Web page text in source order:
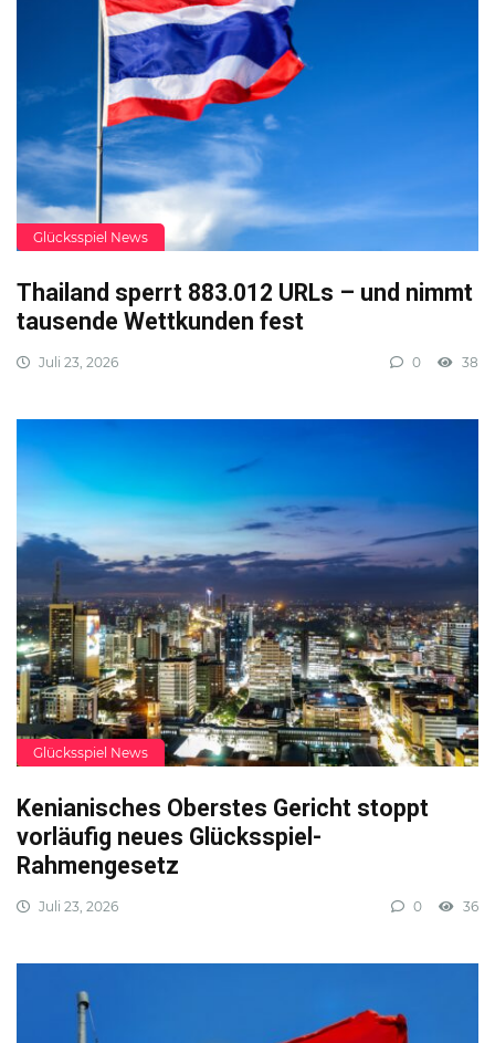
Glücksspiel News
Thailand sperrt 883.012 URLs – und nimmt
tausende Wettkunden fest
Juli 23, 2026 0 38
Glücksspiel News
Kenianisches Oberstes Gericht stoppt
vorläufig neues Glücksspiel-
Rahmengesetz
Juli 23, 2026 0 36